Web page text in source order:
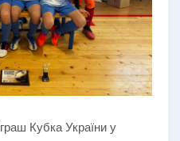
Кубка України у